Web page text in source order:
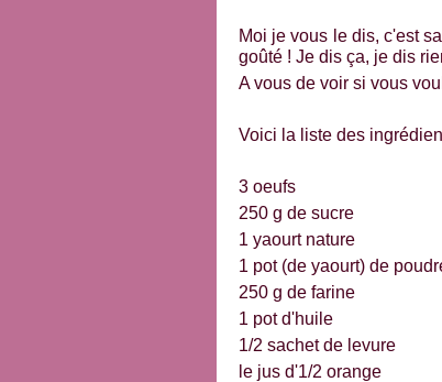
Moi je vous le dis, c'est
goûté ! Je dis ça, je dis
A vous de voir si vous
Voici la liste des
3 oeufs
250 g de sucre
1 yaourt nature
1 pot (de yaourt) de
250 g de farine
1 pot d'huile
1/2 sachet de levure
le jus d'1/2 orange